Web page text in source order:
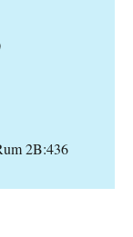
2B:436